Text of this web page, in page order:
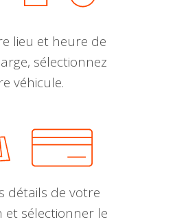
lieu et heure de
sélectionnez
véhicule.
détails de votre
et sélectionner le